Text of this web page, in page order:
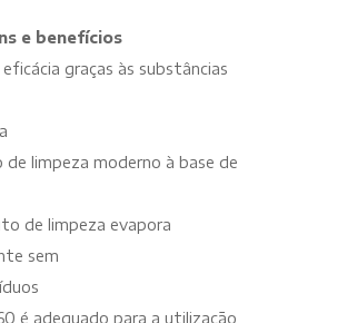
e benefícios
eficácia graças às substâncias
de limpeza moderno à base de
de limpeza evapora
sem
é adequado para a utilização